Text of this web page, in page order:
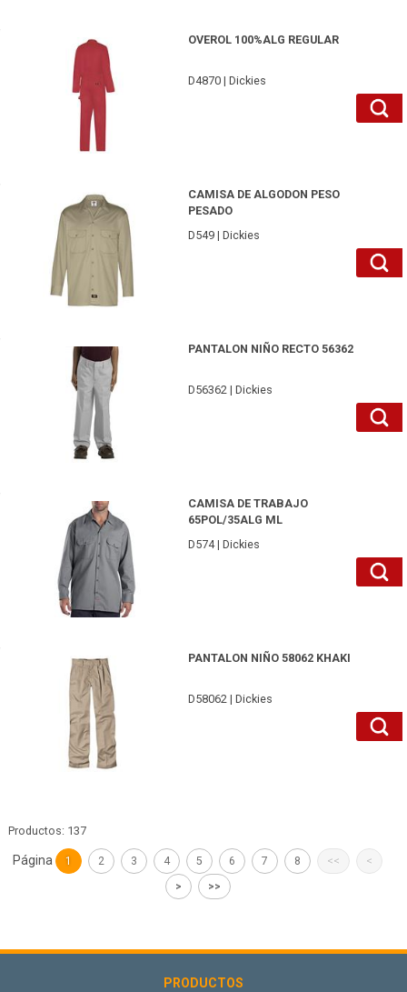
OVEROL 100%ALG REGULAR
D4870 | Dickies
CAMISA DE ALGODON PESO
PESADO
D549 | Dickies
PANTALON NIÑO RECTO 56362
D56362 | Dickies
CAMISA DE TRABAJO
65POL/35ALG ML
D574 | Dickies
PANTALON NIÑO 58062 KHAKI
D58062 | Dickies
Productos: 137
Página 1 2 3 4 5 6 7 8 <<
<
>
>>
PRODUCTOS